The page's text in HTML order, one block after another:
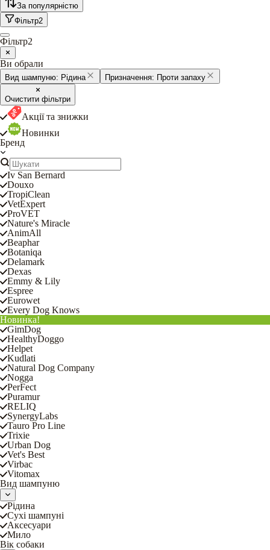
За популярністю
Фільтр2
Фільтр2
Ви обрали
Вид шампуню: Рідина Призначення: Проти запаху
Очистити фільтри
Акції та знижки
Новинки
Бренд
Iv San Bernard
Douxo
TropiClean
VetExpert
ProVET
Nature's Miracle
AnimAll
Beaphar
Botaniqa
Delamark
Dexas
Emmy & Lily
Espree
Eurowet
Every Dog Knows
Новинка!
GimDog
HealthyDoggo
Helpet
Kudlati
Natural Dog Company
Nogga
PerFect
Puramur
RELIQ
SynergyLabs
Tauro Pro Line
Trixie
Urban Dog
Vet's Best
Virbac
Vitomax
Вид шампуню
Рідина
Сухі шампуні
Аксесуари
Мило
Вік собаки